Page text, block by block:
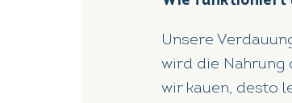
Unsere
wird die Nahrung
wir kauen, desto